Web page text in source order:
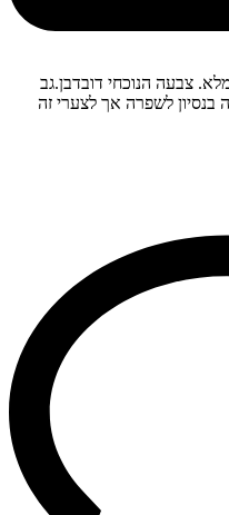
צבעה הנוכחי דובדבן.גב
בנסיון לשפרה אך לצערי זה